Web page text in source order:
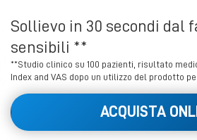
Sollievo in 30 secondi dal
sensibili **
**Studio clinico su 100 pazienti, risultato
Index and VAS dopo un utilizzo del prodotto
ACQUISTA